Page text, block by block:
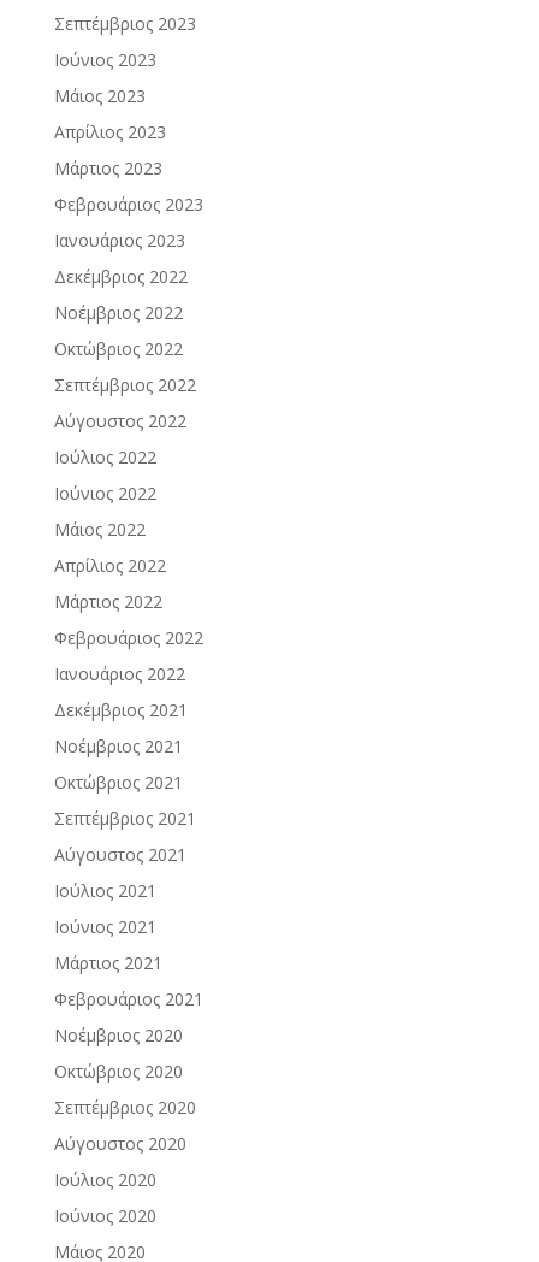
Σεπτέμβριος 2023
Ιούνιος 2023
Μάιος 2023
Απρίλιος 2023
Μάρτιος 2023
Φεβρουάριος 2023
Ιανουάριος 2023
Δεκέμβριος 2022
Νοέμβριος 2022
Οκτώβριος 2022
Σεπτέμβριος 2022
Αύγουστος 2022
Ιούλιος 2022
Ιούνιος 2022
Μάιος 2022
Απρίλιος 2022
Μάρτιος 2022
Φεβρουάριος 2022
Ιανουάριος 2022
Δεκέμβριος 2021
Νοέμβριος 2021
Οκτώβριος 2021
Σεπτέμβριος 2021
Αύγουστος 2021
Ιούλιος 2021
Ιούνιος 2021
Μάρτιος 2021
Φεβρουάριος 2021
Νοέμβριος 2020
Οκτώβριος 2020
Σεπτέμβριος 2020
Αύγουστος 2020
Ιούλιος 2020
Ιούνιος 2020
Μάιος 2020